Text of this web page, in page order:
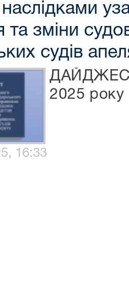
та зміни
судів
ДАЙДЖЕСТ
2025 року
16:33